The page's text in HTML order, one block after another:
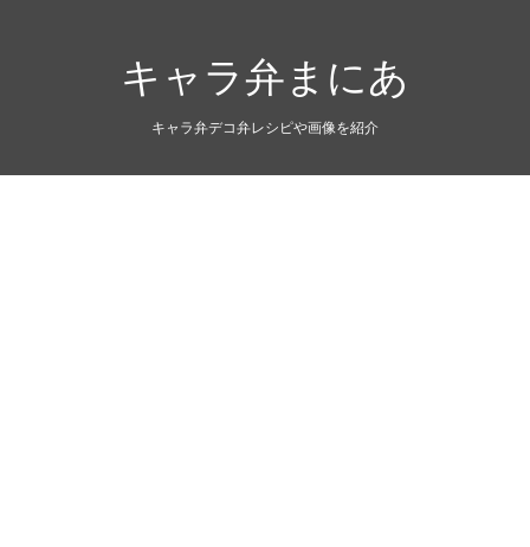
キャラ弁まにあ
キャラ弁デコ弁レシピや画像を紹介